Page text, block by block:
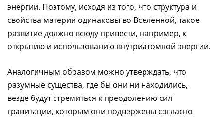
энергии. Поэтому, исходя из того, что структура и
свойства материи одинаковы во Вселенной, такое
развитие должно всюду привести, например, к
открытию и использованию внутриатомной энергии.
Аналогичным образом можно утверждать, что
разумные существа, где бы они ни находились,
везде будут стремиться к преодолению сил
гравитации, которым они подвержены согласно